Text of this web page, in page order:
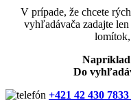
V prípade, že chcete
vyhľadávača zadajte
Do
+421 42 430